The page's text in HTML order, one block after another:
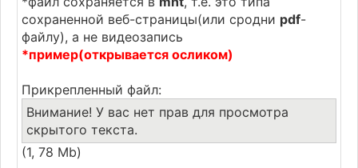
сохраненной веб-страницы(или сродни pdf-
файлу), а не видеозапись
*пример(открывается осликом)
Прикрепленный файл:
Внимание! У вас нет прав для просмотра
скрытого текста.
(1, 78 Mb)